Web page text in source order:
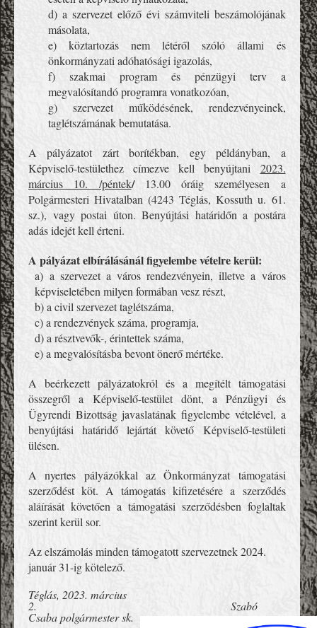
d) a szervezet előző évi számviteli beszámolójának
másolata,
e) köztartozás nem létéről szóló állami és
önkormányzati adóhatósági igazolás,
f) szakmai program és pénzügyi terv a
megvalósítandó programra vonatkozóan,
g) szervezet működésének, rendezvényeinek,
taglétszámának bemutatása.
A pályázatot zárt borítékban, egy példányban, a
Képviselő-testülethez címezve kell benyújtani 2023.
március 10. /péntek/ 13.00 óráig
személyesen a
Polgármesteri Hivatalban (4243 Téglás, Kossuth u. 61.
sz.), vagy postai úton. Benyújtási határidőn a postára
adás idejét kell érteni.
A pályázat elbírálásánál figyelembe vételre kerül:
a) a szervezet a város rendezvényein, illetve a város
képviseletében milyen formában vesz részt,
b) a civil szervezet taglétszáma,
c) a rendezvények száma, programja,
d) a résztvevők-, érintettek száma,
e) a megvalósításba bevont önerő mértéke.
A beérkezett pályázatokról és a megítélt támogatási
összegről a Képviselő-testület dönt, a Pénzügyi és
Ügyrendi Bizottság javaslatának figyelembe vételével, a
benyújtási határidő lejártát követő Képviselő-testületi
ülésen.
A nyertes pályázókkal az Önkormányzat támogatási
szerződést köt. A támogatás kifizetésére a szerződés
aláírását követően a támogatási szerződésben foglaltak
szerint kerül sor.
Az elszámolás minden támogatott szervezetnek 2024.
január 31-ig kötelező.
Téglás, 2023. március
2. Szabó
Csaba polgármester sk.